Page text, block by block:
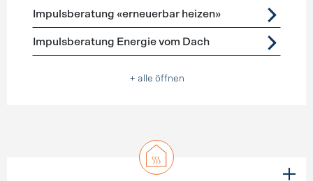
Impulsberatung «erneuerbar heizen»
Impulsberatung Energie vom Dach
+ alle öffnen